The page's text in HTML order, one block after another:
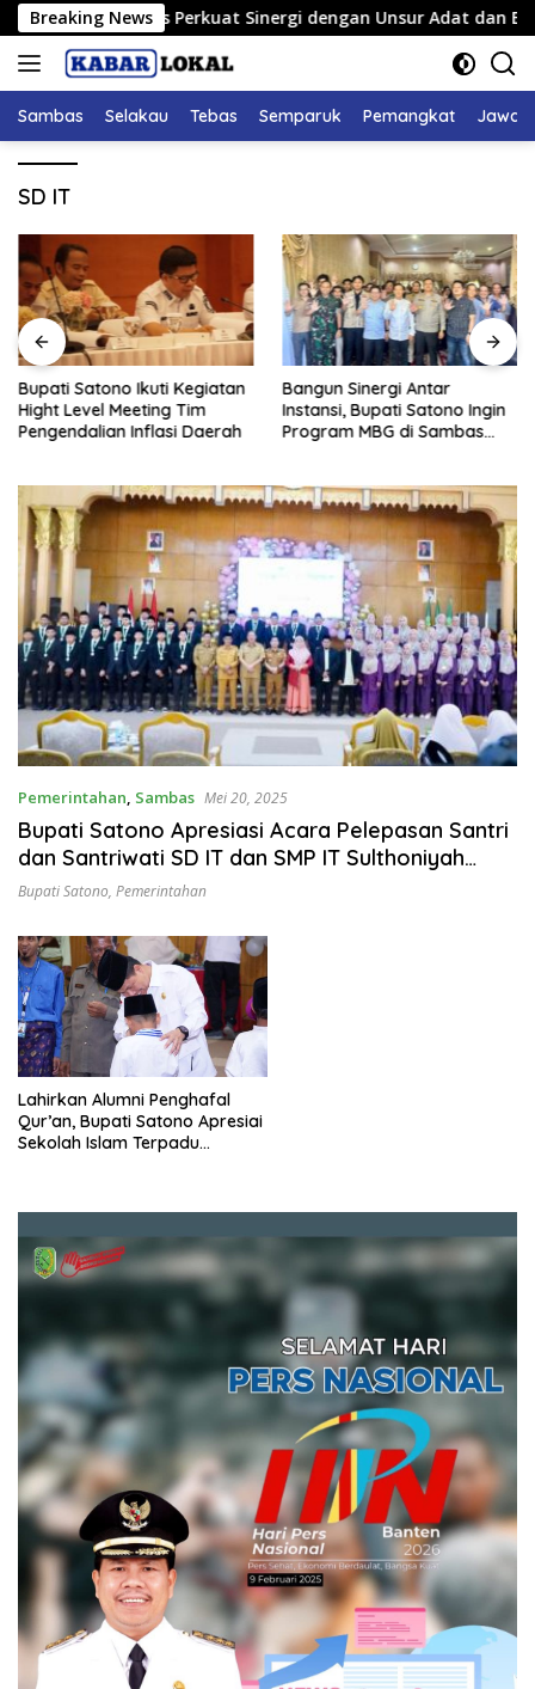
Langsung
ke
konten
Breaking News
Sambas Perkuat Sinergi dengan Unsur Adat dan Budaya
Sambas Selakau Tebas Semparuk Pemangkat Jawai
SD IT
Bupati Satono Ikuti Kegiatan
Hight Level Meeting Tim
Pengendalian Inflasi Daerah
Bangun Sinergi Antar
Instansi, Bupati Satono Ingin
Program MBG di Sambas
Pemerintahan, Sambas Mei 20, 2025
Bupati Satono Apresiasi Acara Pelepasan Santri
dan Santriwati SD IT dan SMP IT Sulthoniyah
Sambas
Bupati Satono, Pemerintahan
Lahirkan Alumni Penghafal
Qur’an, Bupati Satono Apresiai
Sekolah Islam Terpadu